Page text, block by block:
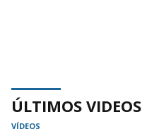
ÚLTIMOS VIDEOS
VÍDEOS